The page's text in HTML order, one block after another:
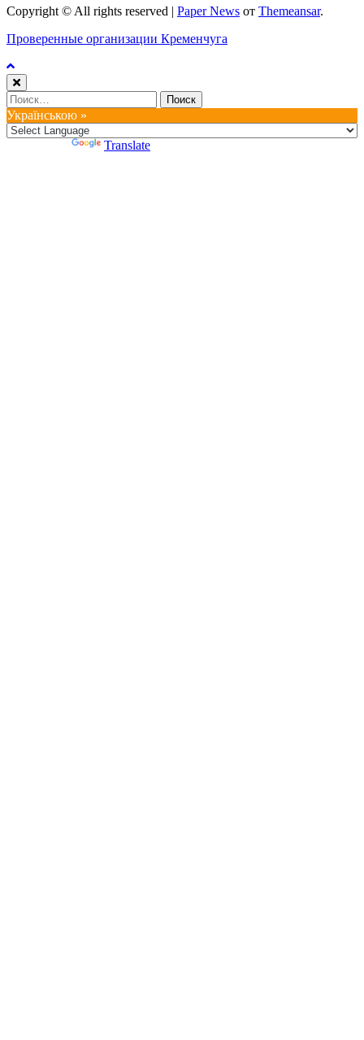
Copyright © All rights reserved | Paper News от Themeansar.
Проверенные организации Кременчуга
Найти:
Українською »
Translate